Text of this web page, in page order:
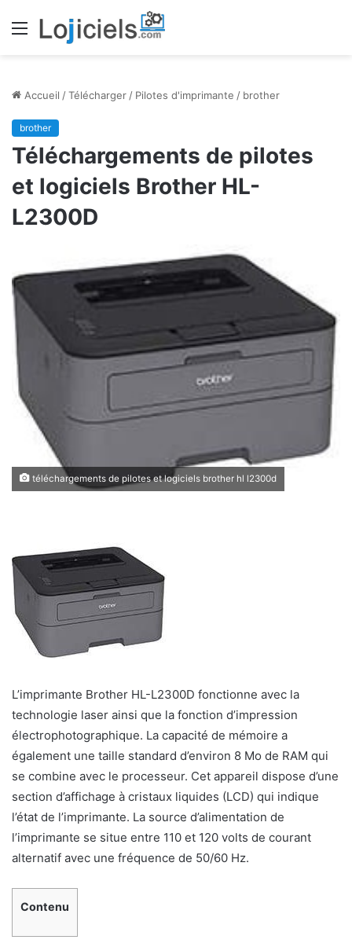
Menu
Accueil /Télécharger / Pilotes d'imprimante / brother
brother
Téléchargements de pilotes
et logiciels Brother HL-
L2300D
téléchargements de pilotes et logiciels brother hl l2300d
L’imprimante Brother HL-L2300D fonctionne avec la
technologie laser ainsi que la fonction d’impression
électrophotographique. La capacité de mémoire a
également une taille standard d’environ 8 Mo de RAM qui
se combine avec le processeur. Cet appareil dispose d’une
section d’affichage à cristaux liquides (LCD) qui indique
l’état de l’imprimante. La source d’alimentation de
l’imprimante se situe entre 110 et 120 volts de courant
alternatif avec une fréquence de 50/60 Hz.
Contenu